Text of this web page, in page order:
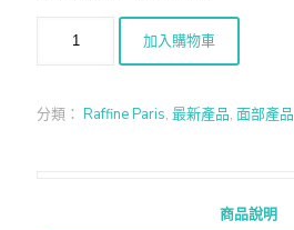
加入購物車
分類： Raffine Paris, 最新產品, 面部產品
商品說明